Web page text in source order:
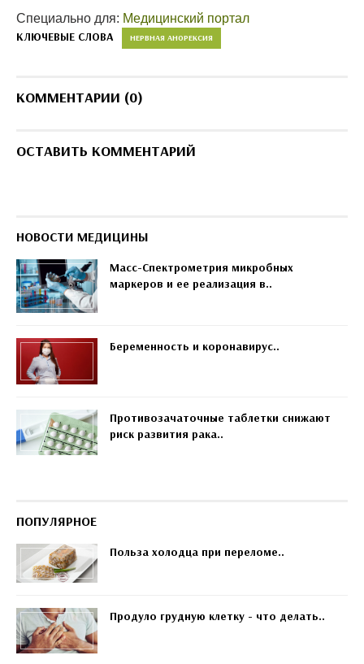
Специально для: Медицинский портал
КЛЮЧЕВЫЕ СЛОВА НЕРВНАЯ АНОРЕКСИЯ
КОММЕНТАРИИ (0)
ОСТАВИТЬ КОММЕНТАРИЙ
НОВОСТИ МЕДИЦИНЫ
Масс-Спектрометрия микробных
маркеров и ее реализация в..
Беременность и коронавирус..
Противозачаточные таблетки снижают
риск развития рака..
ПОПУЛЯРНОЕ
Польза холодца при переломе..
Продуло грудную клетку - что делать..